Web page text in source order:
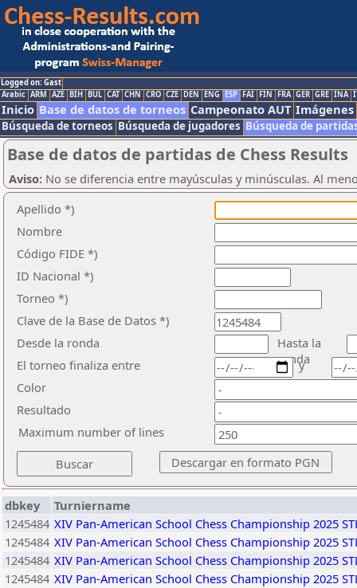
Logged on: Gast
Arabic ARM AZE BIH BUL CAT CHN CRO CZE DEN ENG ESP FAI FIN FRA GER GRE INA
Inicio Base de datos de torneos Campeonato AUT Imágenes
Búsqueda de torneos Búsqueda de jugadores Búsqueda de
Base de datos de partidas de Chess Results
Aviso: No se diferencia entre mayúsculas y minúsculas. Al
Apellido *)
Nombre
Código FIDE *)
ID Nacional *)
Torneo *)
Clave de la Base de Datos *)
Desde la ronda
Hasta la
ronda
El torneo finaliza entre
Color
Resultado
y
Maximum number of lines
dbkey
Turniername
1245484 XIV Pan-American School Chess Championship 2025
1245484 XIV Pan-American School Chess Championship 2025
1245484 XIV Pan-American School Chess Championship 2025
1245484 XIV Pan-American School Chess Championship 2025